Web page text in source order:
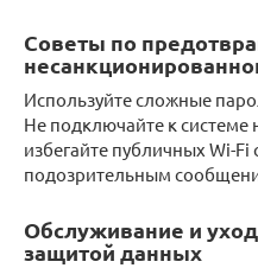
Советы по
Используйте сложные
Не подключайте к системе
избегайте публичных Wi-
подозрительным
Обслуживание и уход
защитой данных